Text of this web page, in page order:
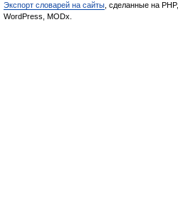
Экспорт словарей на сайты , сделанные на PHP,
WordPress, MODx.